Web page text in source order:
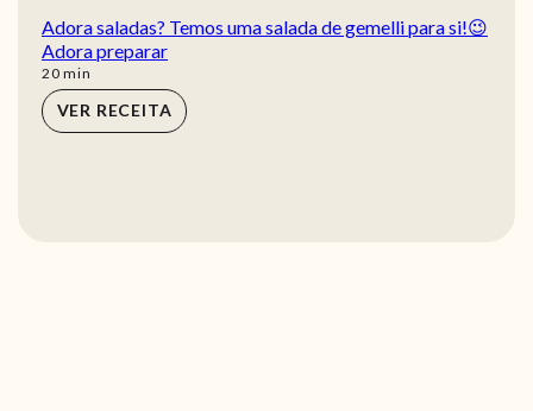
Adora saladas? Temos uma salada de gemelli para si!😉
Adora preparar
20min
min
VER RECEITA